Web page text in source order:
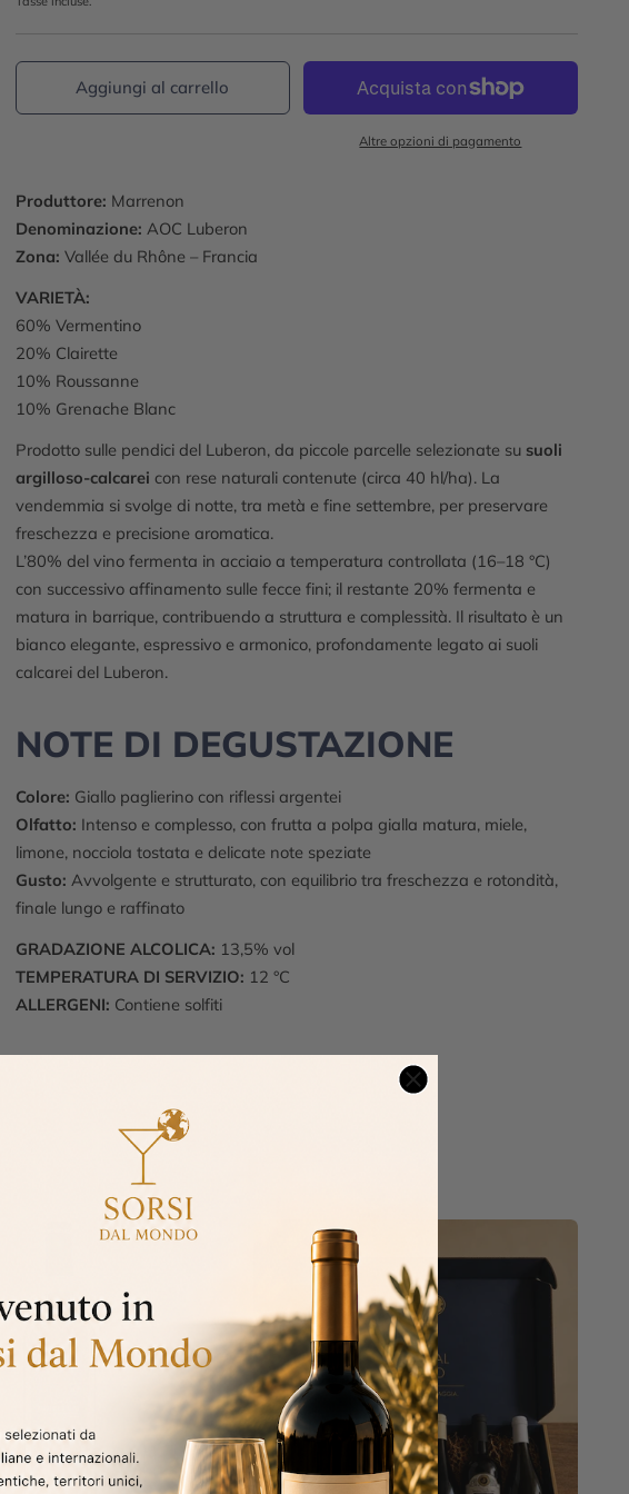
Aggiungi al carrello
Altre opzioni di pagamento
Produttore: Marrenon
Denominazione: AOC Luberon
Zona: Vallée du Rhône – Francia
VARIETÀ:
60% Vermentino
20% Clairette
10% Roussanne
10% Grenache Blanc
Prodotto sulle pendici del Luberon, da piccole parcelle selezionate su suoli
argilloso-calcarei con rese naturali contenute (circa 40 hl/ha). La
vendemmia si svolge di notte, tra metà e fine settembre, per preservare
freschezza e precisione aromatica.
L’80% del vino fermenta in acciaio a temperatura controllata (16–18 °C)
con successivo affinamento sulle fecce fini; il restante 20% fermenta e
matura in barrique, contribuendo a struttura e complessità. Il risultato è un
bianco elegante, espressivo e armonico, profondamente legato ai suoli
calcarei del Luberon.
NOTE DI DEGUSTAZIONE
Colore: Giallo paglierino con riflessi argentei
Olfatto: Intenso e complesso, con frutta a polpa gialla matura, miele,
limone, nocciola tostata e delicate note speziate
Gusto: Avvolgente e strutturato, con equilibrio tra freschezza e rotondità,
finale lungo e raffinato
GRADAZIONE ALCOLICA: 13,5% vol
TEMPERATURA DI SERVIZIO: 12 °C
ALLERGENI: Contiene solfiti